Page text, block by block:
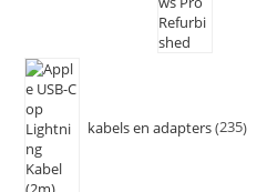
kabels en adapters 235